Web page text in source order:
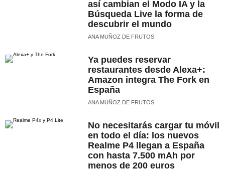
así cambian el Modo IA y la
Búsqueda Live la forma de
descubrir el mundo
ANA MUÑOZ DE FRUTOS
Ya puedes reservar
restaurantes desde Alexa+:
Amazon integra The Fork en
España
ANA MUÑOZ DE FRUTOS
No necesitarás cargar tu móvil
en todo el día: los nuevos
Realme P4 llegan a España
con hasta 7.500 mAh por
menos de 200 euros